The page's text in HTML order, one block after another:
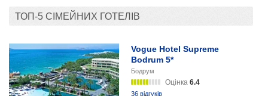
ТОП-5 СІМЕЙНИХ ГОТЕЛІВ
Vogue Hotel Supreme
Bodrum 5*
Бодрум
Оцінка 6.4
36 відгуків